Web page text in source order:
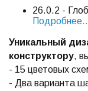
26.0.2 -
Уникальный
конструктору,
- 15 цветовых
- Два варианта